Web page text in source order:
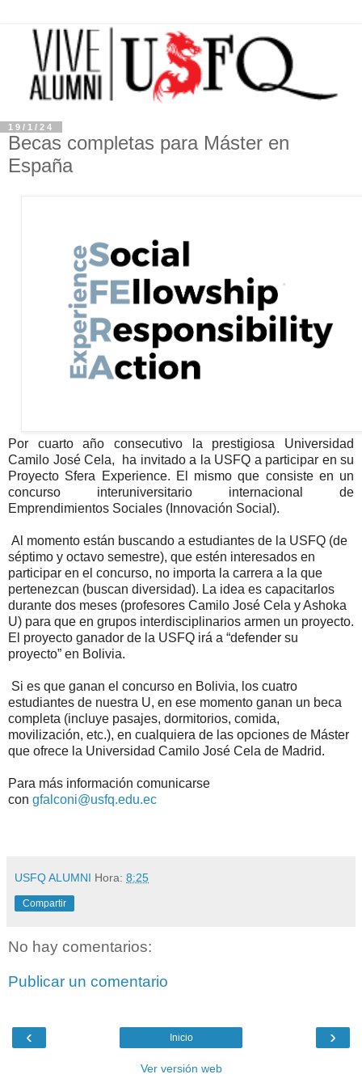
19/1/24
Becas completas para Máster en
España
Por cuarto año consecutivo la prestigiosa Universidad
Camilo José Cela, ha invitado a la USFQ a participar en su
Proyecto Sfera Experience. El mismo que consiste en un
concurso interuniversitario internacional de
Emprendimientos Sociales (Innovación Social).
Al momento están buscando a estudiantes de la USFQ (de
séptimo y octavo semestre), que estén interesados en
participar en el concurso, no importa la carrera a la que
pertenezcan (buscan diversidad). La idea es capacitarlos
durante dos meses (profesores Camilo José Cela y Ashoka
U) para que en grupos interdisciplinarios armen un proyecto.
El proyecto ganador de la USFQ irá a “defender su
proyecto” en Bolivia.
Si es que ganan el concurso en Bolivia, los cuatro
estudiantes de nuestra U, en ese momento ganan un beca
completa (incluye pasajes, dormitorios, comida,
movilización, etc.), en cualquiera de las opciones de Máster
que ofrece la Universidad Camilo José Cela de Madrid.
Para más información comunicarse
con gfalconi@usfq.edu.ec
USFQ ALUMNI Hora: 8:25
Compartir
No hay comentarios:
Publicar un comentario
‹ ›
Inicio
Ver versión web